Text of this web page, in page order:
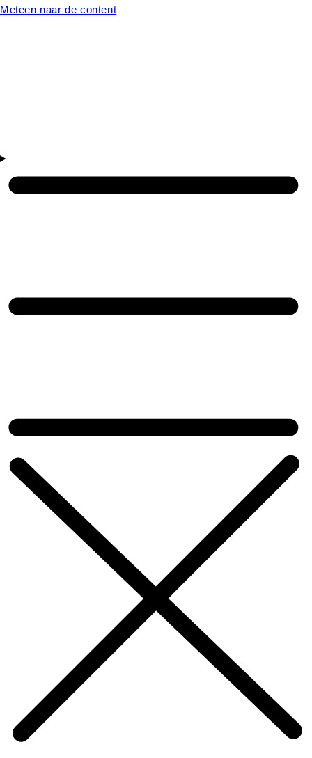
Meteen naar de content